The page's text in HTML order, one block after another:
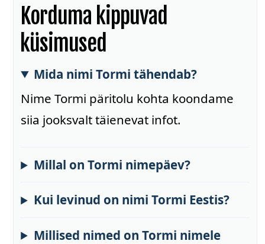
Korduma kippuvad
küsimused
Mida nimi Tormi tähendab?
Nime Tormi päritolu kohta koondame
siia jooksvalt täienevat infot.
Millal on Tormi nimepäev?
Kui levinud on nimi Tormi Eestis?
Millised nimed on Tormi nimele